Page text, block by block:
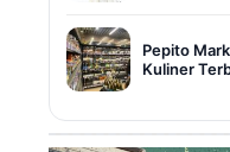
Pepito
Kuliner